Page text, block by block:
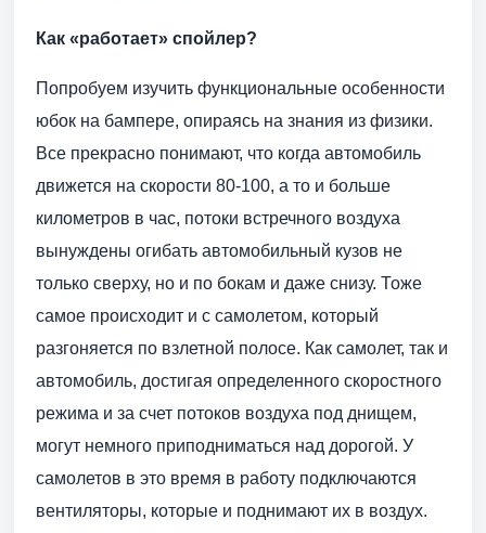
Как «работает» спойлер?
Попробуем изучить функциональные особенности
юбок на бампере, опираясь на знания из физики.
Все прекрасно понимают, что когда автомобиль
движется на скорости 80-100, а то и больше
километров в час, потоки встречного воздуха
вынуждены огибать автомобильный кузов не
только сверху, но и по бокам и даже снизу. Тоже
самое происходит и с самолетом, который
разгоняется по взлетной полосе. Как самолет, так и
автомобиль, достигая определенного скоростного
режима и за счет потоков воздуха под днищем,
могут немного приподниматься над дорогой. У
самолетов в это время в работу подключаются
вентиляторы, которые и поднимают их в воздух.